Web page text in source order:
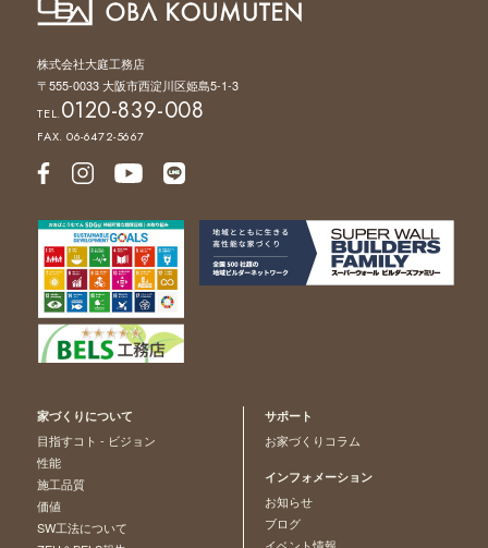
株式会社大庭工務店
〒555-0033 大阪市西淀川区姫島5-1-3
TEL.0120-839-008
FAX. 06-6472-5667
家づくりについて
目指すコト - ビジョン
性能
施工品質
価値
SW工法について
サポート
お家づくりコラム
インフォメーション
お知らせ
ブログ
イベント情報